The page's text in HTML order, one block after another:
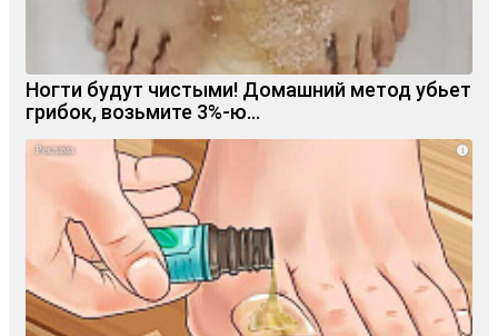
Ногти будут чистыми! Домашний метод убьет
грибок, возьмите 3%-ю…
i